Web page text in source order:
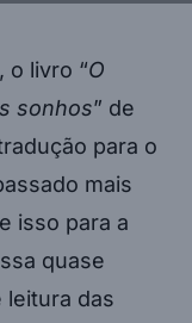
o livro “O
sonhos” de
para o
mais
isso para a
quase
leitura das